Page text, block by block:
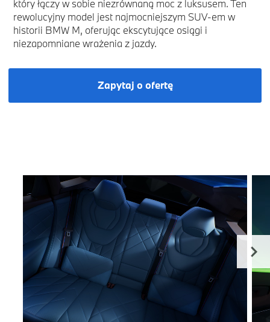
który łączy w sobie niezrównaną moc z luksusem. Ten
rewolucyjny model jest najmocniejszym SUV-em w
historii BMW M, oferując ekscytujące osiągi i
niezapomniane wrażenia z jazdy.
Zapytaj o ofertę